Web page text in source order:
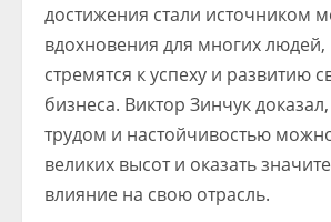
достижения стали источником
вдохновения для многих
стремятся к успеху и развитию
бизнеса. Виктор Зинчук
трудом и настойчивостью
великих высот и оказать
влияние на свою отрасль.